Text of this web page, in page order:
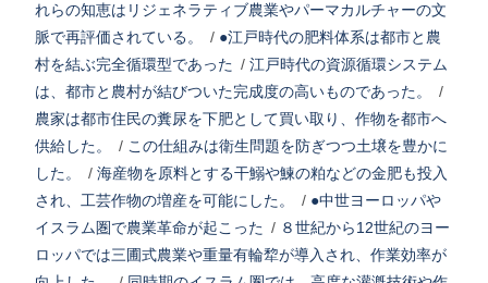
れらの知恵はリジェネラティブ農業やパーマカルチャーの文
脈で再評価されている。
/ ●江戸時代の肥料体系は都市と農
村を結ぶ完全循環型であった / 江戸時代の資源循環システム
は、都市と農村が結びついた完成度の高いものであった。
/
農家は都市住民の糞尿を下肥として買い取り、作物を都市へ
供給した。
/ この仕組みは衛生問題を防ぎつつ土壌を豊かに
した。
/ 海産物を原料とする干鰯や鰊の粕などの金肥も投入
され、工芸作物の増産を可能にした。
/ ●中世ヨーロッパや
イスラム圏で農業革命が起こった / ８世紀から12世紀のヨー
ロッパでは三圃式農業や重量有輪犂が導入され、作業効率が